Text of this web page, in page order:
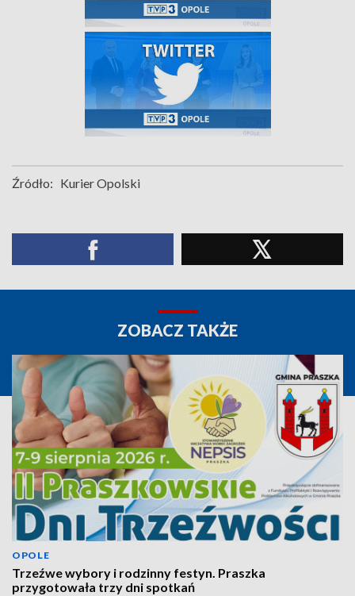
Źródło: Kurier Opolski
ZOBACZ TAKŻE
OPOLE
Trzeźwe wybory i rodzinny festyn. Praszka
przygotowała trzy dni spotkań